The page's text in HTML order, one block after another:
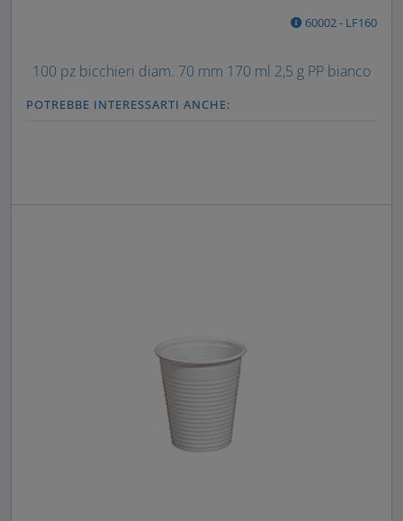
60002 - LF160
100 pz bicchieri diam. 70 mm 170 ml 2,5 g PP bianco
POTREBBE INTERESSARTI ANCHE: